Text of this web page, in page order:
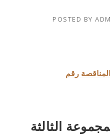
POSTED BY
الثالثة